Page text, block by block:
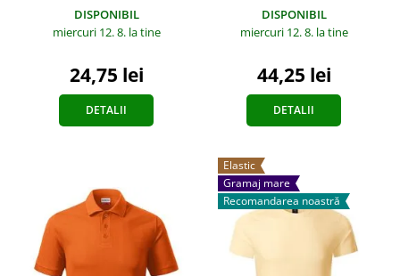
DISPONIBIL
miercuri 12. 8. la tine
24,75 lei
DETALII
DISPONIBIL
miercuri 12. 8. la tine
44,25 lei
DETALII
Elastic
Gramaj mare
Recomandarea noastră